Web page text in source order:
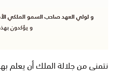
نتمنى من جلالة الملك أن يعلم